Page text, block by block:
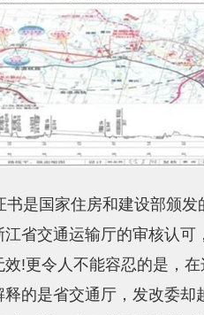
书是国家住房和建设部颁
省交通运输厅的审核认可
!更令人不能容忍的是，
的是省交通厅，发改委却